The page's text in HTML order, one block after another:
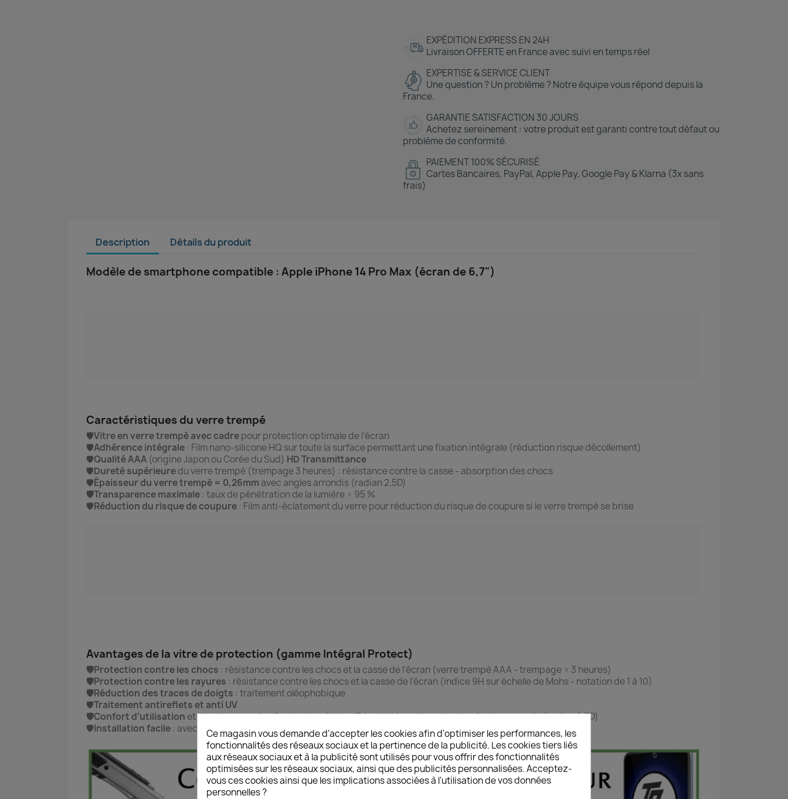
EXPÉDITION EXPRESS EN 24H
Livraison OFFERTE en France avec suivi en temps réel
EXPERTISE & SERVICE CLIENT
Une question ? Un problème ? Notre équipe vous répond depuis la
France.
GARANTIE SATISFACTION 30 JOURS
Achetez sereinement : votre produit est garanti contre tout défaut ou
problème de conformité.
PAIEMENT 100% SÉCURISÉ
Cartes Bancaires, PayPal, Apple Pay, Google Pay & Klarna (3x sans
frais)
Description Détails du produit
Modèle de smartphone compatible : Apple iPhone 14 Pro Max (écran de 6,7")
Caractéristiques du verre trempé
🛡️Vitre en verre trempé avec cadrepour protection optimale de l'écran
🛡️Adhérence intégrale : Film nano-silicone HQ sur toute la surface permettant une fixation intégrale (réduction risque décollement)
🛡️Qualité AAA (origine Japon ou Corée du Sud) HD Transmittance
🛡️Dureté supérieuredu verre trempé (trempage 3 heures) : résistance contre la casse - absorption des chocs
🛡️Épaisseur du verre trempé = 0,26mm avec angles arrondis (radian 2,5D)
🛡️Transparence maximale : taux de pénétration de la lumière > 95 %
🛡️Réduction du risque de coupure : Film anti-éclatement du verre pour réduction du risque de coupure si le verre trempé se brise
Avantages de la vitre de protection (gamme Intégral Protect)
🛡️Protection contre les chocs : résistance contre les chocs et la casse de l'écran (verre trempé AAA - trempage > 3 heures)
🛡️Protection contre les rayures : résistance contre les chocs et la casse de l'écran (indice 9H sur échelle de Mohs - notation de 1 à 10)
🛡️Réduction des traces de doigts : traitement oléophobique
🛡️Traitement antireflets et anti UV
🛡️Confort d’utilisation et de prise en main : Contact agréable – Réactivité tactile optimale – Angles arrondis (radian 2,5D)
🛡️Installation facile : avec notice d'installation détaillée en français et kit de nettoyage complet
Ce magasin vous demande d'accepter les cookies afin d'optimiser les performances, les
fonctionnalités des réseaux sociaux et la pertinence de la publicité. Les cookies tiers liés
aux réseaux sociaux et à la publicité sont utilisés pour vous offrir des fonctionnalités
optimisées sur les réseaux sociaux, ainsi que des publicités personnalisées. Acceptez-
vous ces cookies ainsi que les implications associées à l'utilisation de vos données
personnelles ?